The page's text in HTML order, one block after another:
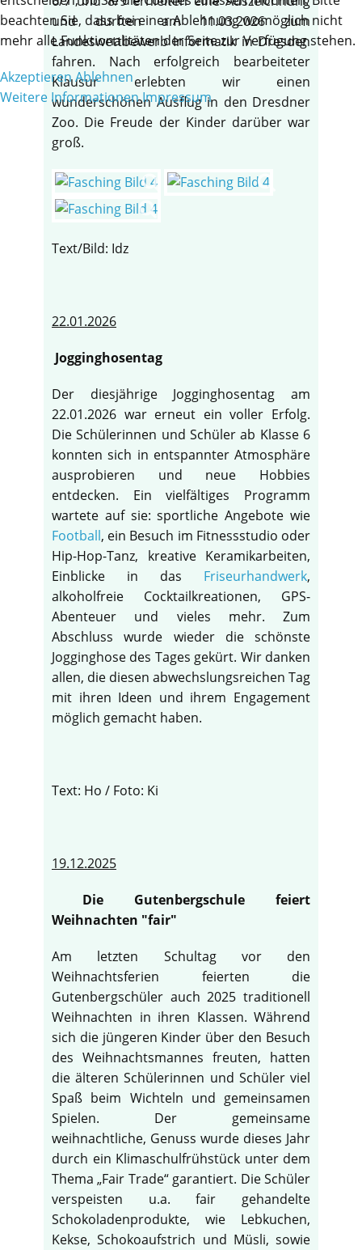
und durften am 11.03.2026 zum
Landeswettbewerb Informatik in Dresden
fahren. Nach erfolgreich bearbeiteter
Klausur erlebten wir einen
wunderschönen Ausflug in den Dresdner
Zoo. Die Freude der Kinder darüber war
groß.
Text/Bild: Idz
22.01.2026
Jogginghosentag
Der diesjährige Jogginghosentag am
22.01.2026 war erneut ein voller Erfolg.
Die Schülerinnen und Schüler ab Klasse 6
konnten sich in entspannter Atmosphäre
ausprobieren und neue Hobbies
entdecken. Ein vielfältiges Programm
wartete auf sie: sportliche Angebote wie
Football, ein Besuch im Fitnessstudio oder
Hip-Hop-Tanz, kreative Keramikarbeiten,
Einblicke in das Friseurhandwerk,
alkoholfreie Cocktailkreationen, GPS-
Abenteuer und vieles mehr. Zum
Abschluss wurde wieder die schönste
Jogginghose des Tages gekürt. Wir danken
allen, die diesen abwechslungsreichen Tag
mit ihren Ideen und ihrem Engagement
möglich gemacht haben.
Text: Ho / Foto: Ki
19.12.2025
Die Gutenbergschule feiert
Weihnachten "fair"
Am letzten Schultag vor den
Weihnachtsferien feierten die
Gutenbergschüler auch 2025 traditionell
Weihnachten in ihren Klassen. Während
sich die jüngeren Kinder über den Besuch
des Weihnachtsmannes freuten, hatten
die älteren Schülerinnen und Schüler viel
Spaß beim Wichteln und gemeinsamen
Spielen. Der gemeinsame
weihnachtliche, Genuss wurde dieses Jahr
durch ein Klimaschulfrühstück unter dem
Thema „Fair Trade“ garantiert. Die Schüler
verspeisten u.a. fair gehandelte
Schokoladenprodukte, wie Lebkuchen,
Kekse, Schokoaufstrich und Müsli, sowie
beachten Sie, dass bei einer Ablehnung womöglich nicht
mehr alle Funktionalitäten der Seite zur Verfügung stehen.
AkzeptierenAblehnen
Weitere Informationen Impressum